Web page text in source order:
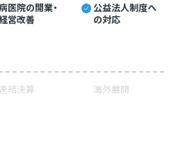
医院の開業・
営改善
公益法人制度へ
の対応
連結決算 海外展開